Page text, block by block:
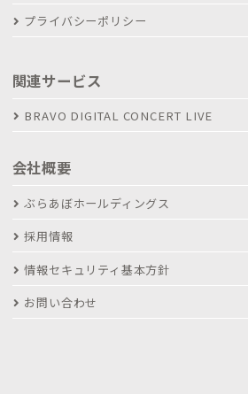
プライバシーポリシー
関連サービス
BRAVO DIGITAL CONCERT LIVE
会社概要
ぶらあぼホールディングス
採用情報
情報セキュリティ基本方針
お問い合わせ